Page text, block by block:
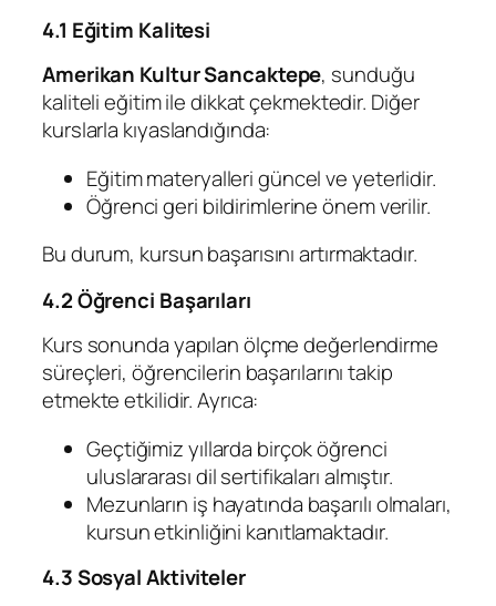
4.1 Eğitim Kalitesi
Amerikan Kultur Sancaktepe, sunduğu
kaliteli eğitim ile dikkat çekmektedir. Diğer
kurslarla kıyaslandığında:
Eğitim materyalleri güncel ve yeterlidir.
Öğrenci geri bildirimlerine önem verilir.
Bu durum, kursun başarısını artırmaktadır.
4.2 Öğrenci Başarıları
Kurs sonunda yapılan ölçme değerlendirme
süreçleri, öğrencilerin başarılarını takip
etmekte etkilidir. Ayrıca:
Geçtiğimiz yıllarda birçok öğrenci
uluslararası dil sertifikaları almıştır.
Mezunların iş hayatında başarılı olmaları,
kursun etkinliğini kanıtlamaktadır.
4.3 Sosyal Aktiviteler